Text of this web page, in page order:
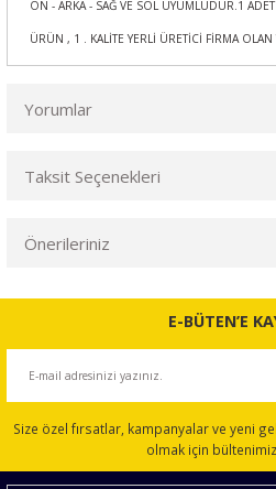
ÖN - ARKA - SAĞ VE SOL UYUMLUDUR.1
ÜRÜN , 1 . KALİTE YERLİ ÜRETİCİ FİRMA OLAN
Yorumlar
Taksit Seçenekleri
Önerileriniz
Bu ürünün fiyat bilgisi, resim, ürün
konularda yetersiz gördüğünüz
Ürün açıklamasında eksik bilgiler
Ürün bilgilerinde hatalar
E-BÜTEN’E
Size özel fırsatlar, kampanyalar ve yeni
olmak için